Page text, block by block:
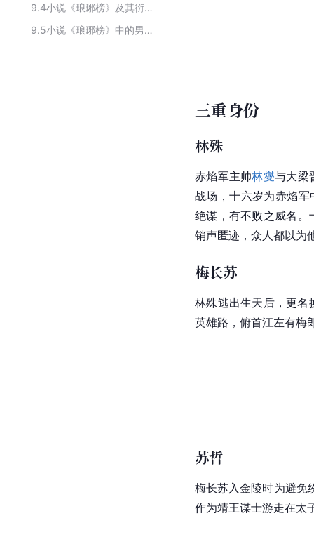
9.4
小说《琅琊榜》及其衍生作品中的人物角色
9.5
小说《琅琊榜》中的男性角色
三重身份
林殊
赤焰军主帅林燮与大梁
战场，十六岁为赤焰军
绝谋，有不败之威名。
销声匿迹，众人都以为
梅长苏
林殊逃出生天后，更名
英雄路，俯首江左有梅
苏哲
梅长苏入金陵时为避免
作为靖王谋士游走在太